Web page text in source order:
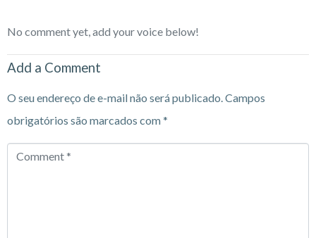
No comment yet, add your voice below!
Add a Comment
O seu endereço de e-mail não será publicado.Campos
obrigatórios são marcados com*
Comment